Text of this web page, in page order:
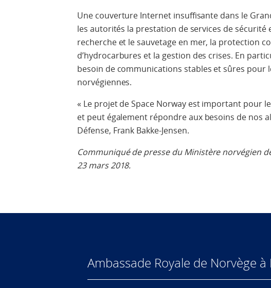
Une couverture Internet insuffisante dans le
les autorités la prestation de services de sécurité
recherche et le sauvetage en mer, la protection
d’hydrocarbures et la gestion des crises. En
besoin de communications stables et sûres pour
norvégiennes.
« Le projet de Space Norway est important pour
et peut également répondre aux besoins de nos
Défense, Frank Bakke-Jensen.
Communiqué de presse du Ministère norvégien
23 mars 2018.
Ambassade Royale de Norvège à